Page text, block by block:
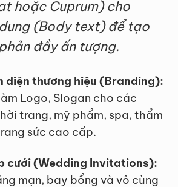
hoặc Cuprum) cho
(Body text) để tạo
đầy ấn tượng.
diện thương hiệu (Branding):
Logo, Slogan cho các
trang, mỹ phẩm, spa, thẩm
sức cao cấp.
cưới (Wedding Invitations):
mạn, bay bổng và vô cùng